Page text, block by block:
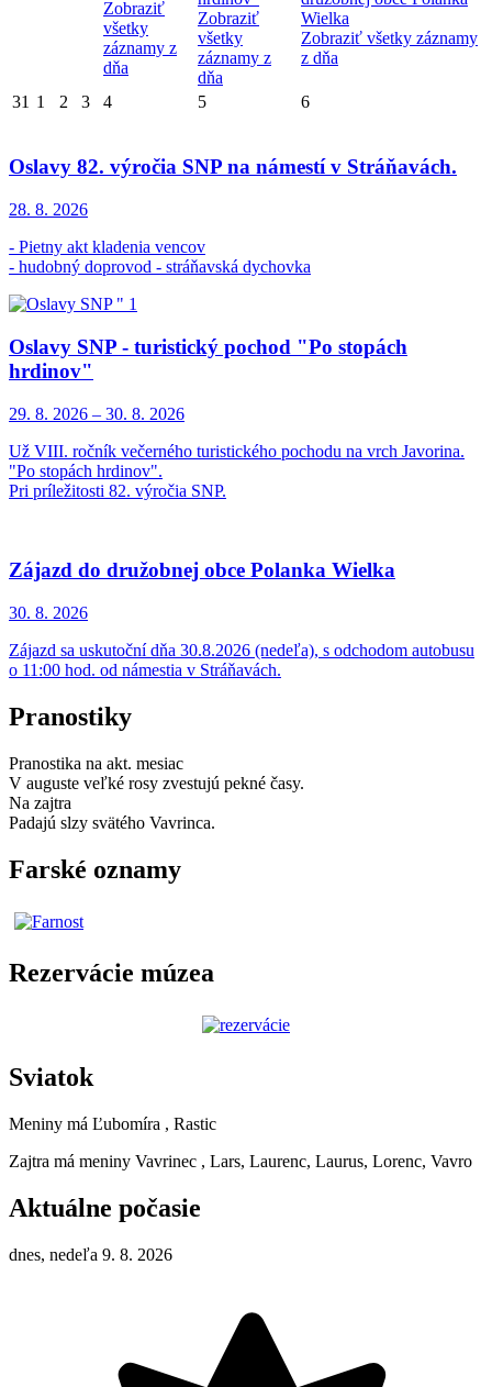
Zobraziť
všetky
záznamy z
dňa
Zobraziť
všetky
záznamy z
dňa
Wielka
Zobraziť všetky záznamy
z dňa
31 1 2 3 4 5 6
Oslavy 82. výročia SNP na námestí v Stráňavách.
28. 8. 2026
- Pietny akt kladenia vencov
- hudobný doprovod - stráňavská dychovka
Oslavy SNP - turistický pochod "Po stopách
hrdinov"
29. 8. 2026 – 30. 8. 2026
Už VIII. ročník večerného turistického pochodu na vrch Javorina.
"Po stopách hrdinov".
Pri príležitosti 82. výročia SNP.
Zájazd do družobnej obce Polanka Wielka
30. 8. 2026
Zájazd sa uskutoční dňa 30.8.2026 (nedeľa), s odchodom autobusu
o 11:00 hod. od námestia v Stráňavách.
Pranostiky
Pranostika na akt. mesiac
V auguste veľké rosy zvestujú pekné časy.
Na zajtra
Padajú slzy svätého Vavrinca.
Farské oznamy
Rezervácie múzea
Sviatok
Meniny má Ľubomíra , Rastic
Zajtra má meniny Vavrinec , Lars, Laurenc, Laurus, Lorenc, Vavro
Aktuálne počasie
dnes, nedeľa 9. 8. 2026